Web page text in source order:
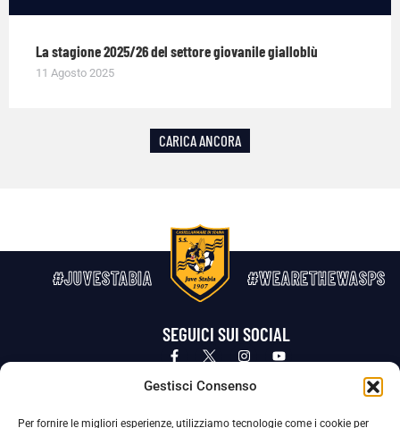
Gestisci Consenso
Per fornire le migliori esperienze, utilizziamo tecnologie come i cookie per
La stagione 2025/26 del settore giovanile gialloblù
11 Agosto 2025
CARICA ANCORA
#JUVESTABIA #WEARETHEWASPS
SEGUICI SUI SOCIAL
Privacy Policy Cookie Policy